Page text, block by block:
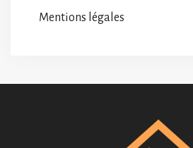
Mentions légales